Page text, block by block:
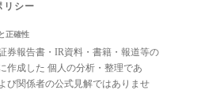
リシー
正確性
券報告書・IR資料・書籍・報道等の
作成した 個人の分析・整理であ
び関係者の公式見解ではありませ